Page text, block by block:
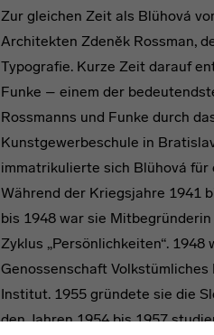
Zur gleichen Zeit als Blühová
Architekten Zdeněk Rossman,
Typografie. Kurze Zeit darauf
Funke – einem der
Rossmanns und Funke durch
Kunstgewerbeschule in
immatrikulierte sich Blühová für
Während der Kriegsjahre 1941
bis 1948 war sie
Zyklus „Persönlichkeiten“.
Genossenschaft
Institut. 1955 gründete sie die
den Jahren 1954 bis 1957